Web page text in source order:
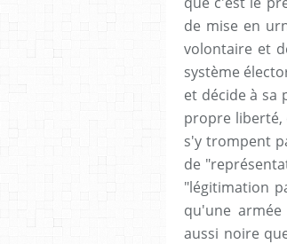
de mise en
volontaire et
système
et décide à sa
propre liberté,
s'y trompent
de
"légitimation
qu'une
aussi noire